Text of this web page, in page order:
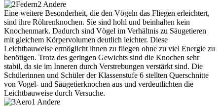
Eine weitere Besonderheit, die den Vögeln das Fliegen erleichtert,
sind ihre Röhrenknochen. Sie sind hohl und beinhalten kein
Knochenmark. Dadurch sind Vögel im Verhältnis zu Säugetieren
mit gleichem Körpervolumen deutlich leichter. Diese
Leichtbauweise ermöglicht ihnen zu fliegen ohne zu viel Energie zu
benötigen. Trotz des geringen Gewichts sind die Knochen sehr
stabil, da sie im Inneren durch Verstrebungen verstärkt sind. Die
Schülerinnen und Schüler der Klassenstufe 6 stellten Querschnitte
von Vogel- und Säugetierknochen aus und verdeutlichten die
Leichtbauweise durch Versuche.